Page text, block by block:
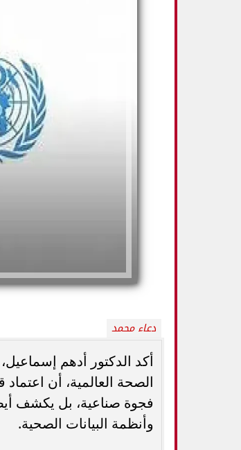
دعاء محمد
أكد الدكتور أدهم
فجوة صناعية، بل يكشف
وأنظمة البيانات الصحية.
تورم العقد الليمفاوية لا يعني السرطان.. 7
علامات تستدعي زيارة الطبيب